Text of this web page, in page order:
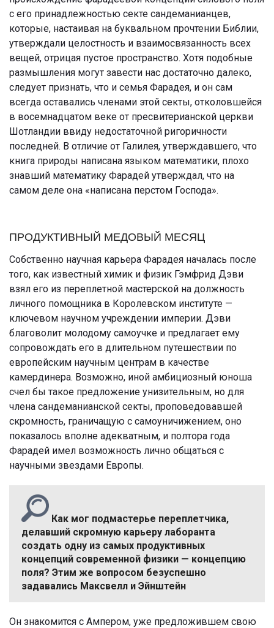
с его принадлежностью секте сандеманианцев,
которые, настаивая на буквальном прочтении Библии,
утверждали целостность и взаимосвязанность всех
вещей, отрицая пустое пространство. Хотя подобные
размышления могут завести нас достаточно далеко,
следует признать, что и семья Фарадея, и он сам
всегда оставались членами этой секты, отколовшейся
в восемнадцатом веке от пресвитерианской церкви
Шотландии ввиду недостаточной ригоричности
последней. В отличие от Галилея, утверждавшего, что
книга природы написана языком математики, плохо
знавший математику Фарадей утверждал, что на
самом деле она «написана перстом Господа».
ПРОДУКТИВНЫЙ МЕДОВЫЙ МЕСЯЦ
Собственно научная карьера Фарадея началась после
того, как известный химик и физик Гэмфрид Дэви
взял его из переплетной мастерской на должность
личного помощника в Королевском институте —
ключевом научном учреждении империи. Дэви
благоволит молодому самоучке и предлагает ему
сопровождать его в длительном путешествии по
европейским научным центрам в качестве
камердинера. Возможно, иной амбициозный юноша
счел бы такое предложение унизительным, но для
члена сандеманианской секты, проповедовавшей
скромность, граничащую с самоуничижением, оно
показалось вполне адекватным, и полтора года
Фарадей имел возможность лично общаться с
научными звездами Европы.
Как мог подмастерье переплетчика,
делавший скромную карьеру лаборанта
создать одну из самых продуктивных
концепций современной физики — концепцию
поля? Этим же вопросом безуспешно
задавались Максвелл и Эйнштейн
Он знакомится с Ампером, уже предложившем свою